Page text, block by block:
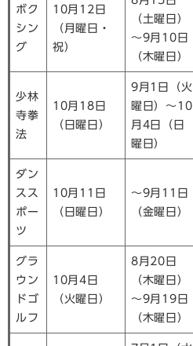
ボク
シン
グ
10月12日
（月曜日・
祝）
（土曜日）
～9月10日
（木曜日）
少林
寺拳
法
10月18日
（日曜日）
9月1日（火
曜日）～10
月4日（日
曜日）
ダン
スス
ポー
ツ
10月11日
（日曜日）
～9月11日
（金曜日）
グラ
ウン
ドゴ
ルフ
10月4日
（火曜日）
8月20日
（木曜日）
～9月19日
（木曜日）